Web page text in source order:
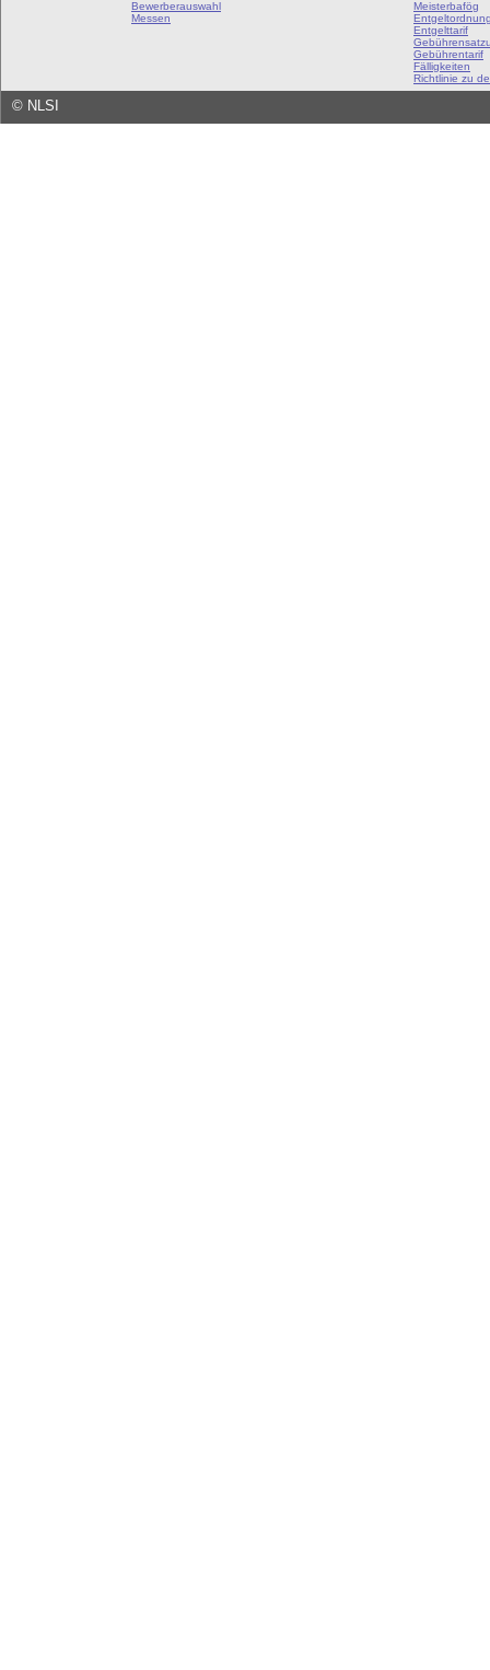
Bewerberauswahl
Messen
Meisterbafög
Entgelttarif
Gebührentarif
Fälligkeiten
Richtlinie zu
© NLSI